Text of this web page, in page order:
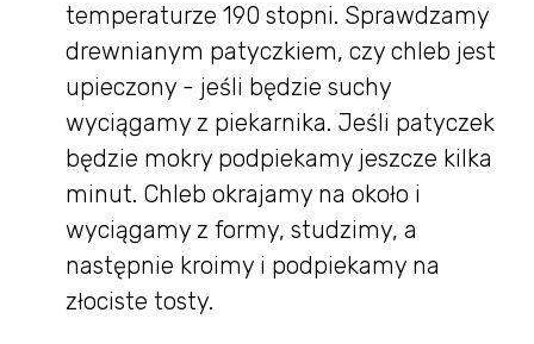
temperaturze 190 stopni. Sprawdzamy
drewnianym patyczkiem, czy chleb jest
upieczony - jeśli będzie suchy
wyciągamy z piekarnika. Jeśli patyczek
będzie mokry podpiekamy jeszcze kilka
minut. Chleb okrajamy na około i
wyciągamy z formy, studzimy, a
następnie kroimy i podpiekamy na
złociste tosty.